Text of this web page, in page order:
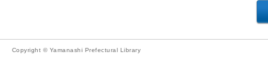
Copyright © Yamanashi Prefectural Library